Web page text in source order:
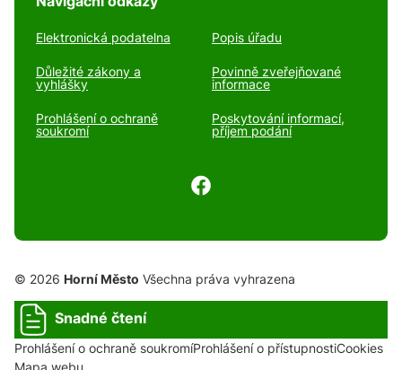
Elektronická podatelna Popis úřadu
Důležité zákony a
vyhlášky
Povinně zveřejňované
informace
Prohlášení o ochraně
soukromí
Poskytování informací,
příjem podání
© 2026 Horní Město Všechna práva vyhrazena
Snadné čtení
Prohlášení o ochraně soukromíProhlášení o přístupnostiCookies
Mapa webu